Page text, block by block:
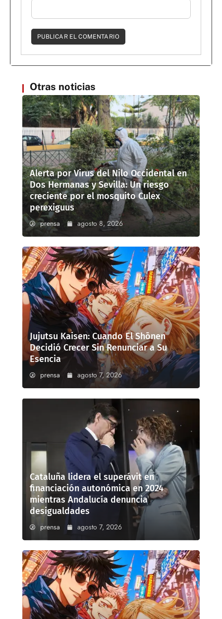
Otras noticias
Alerta por Virus del Nilo Occidental en
Dos Hermanas y Sevilla: Un riesgo
creciente por el mosquito Culex
perexiguus
prensa agosto 8, 2026
Jujutsu Kaisen: Cuando El Shōnen
Decidió Crecer Sin Renunciar a Su
Esencia
prensa agosto 7, 2026
Cataluña lidera el superávit en
financiación autonómica en 2024
mientras Andalucía denuncia
desigualdades
prensa agosto 7, 2026